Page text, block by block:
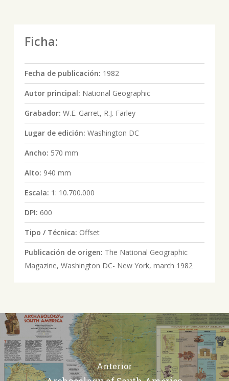
Ficha:
Fecha de publicación: 1982
Autor principal: National Geographic
Grabador: W.E. Garret, R.J. Farley
Lugar de edición: Washington DC
Ancho: 570 mm
Alto: 940 mm
Escala: 1: 10.700.000
DPI: 600
Tipo / Técnica: Offset
Publicación de origen: The National Geographic
Magazine, Washington DC- New York, march 1982
Anterior